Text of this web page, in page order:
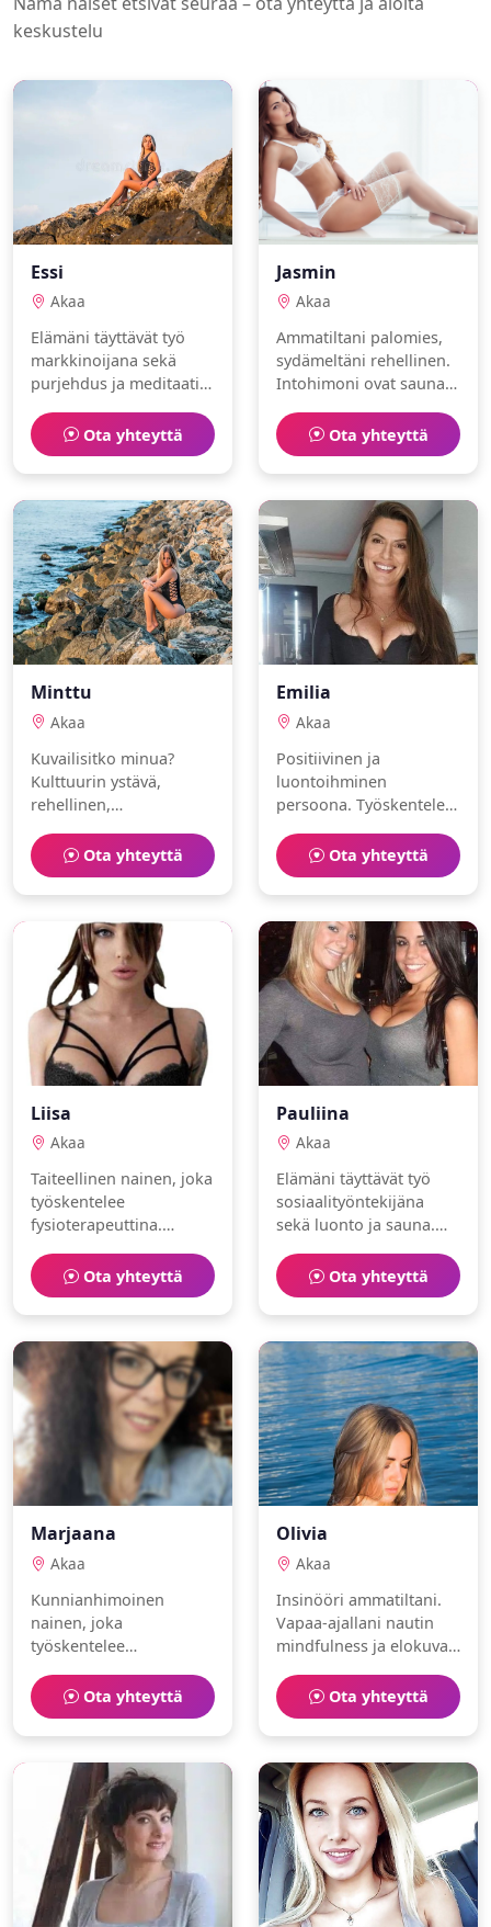
keskustelu
Essi
Akaa
Elämäni täyttävät työ
markkinoijana sekä
purjehdus ja meditaatio.
ja luotettava.Ota yhteyttä
Jasmin
Akaa
Ammatiltani palomies,
sydämeltäni rehellinen.
Intohimoni ovat sauna
Toivoisin löytäväni
samanhenkisen
ihmisen.
Ota yhteyttä
Minttu
Akaa
Kuvailisitko minua?
Kulttuurin ystävä,
rehellinen,
Rakastan maalaaminen
ja lukeminen.
Ota yhteyttä
Emilia
Akaa
Positiivinen ja
luontoihminen
persoona. Työskentelen
Harrastuksiani ovat
puutarhanhoito ja golf.
Ota yhteyttä
Liisa
Akaa
Taiteellinen nainen, joka
työskentelee
fysioterapeuttina.
käsityöt ja sauna
parissa.
Ota yhteyttä
Pauliina
Akaa
Elämäni täyttävät työ
sosiaalityöntekijäna
sekä luonto ja sauna.
älykäs. Ota yhteyttä
Marjaana
Akaa
Kunnianhimoinen
nainen, joka
työskentelee
Vapaa-aika kuluu
teatteri ja museot
parissa.
Ota yhteyttä
Olivia
Akaa
Insinööri ammatiltani.
Vapaa-ajallani nautin
mindfulness ja elokuvat.
empaattinen. Etsin aitoa
ja rehellistä kumppania.
Ota yhteyttä